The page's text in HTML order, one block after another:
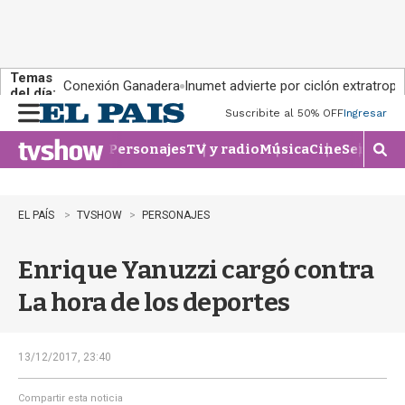
Temas
del día: Conexión Ganadera Inumet advierte por ciclón
n
u
Suscribite al 50% OFFIngresar
PersonajesTV y radioMúsicaCineSeries
M
o
e
EL PAÍS TVSHOW PERSONAJES
Enrique Yanuzzi cargó contra
La hora de los deportes
13/12/2017, 23:40
Compartir esta noticia